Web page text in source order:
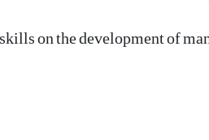
on the development of